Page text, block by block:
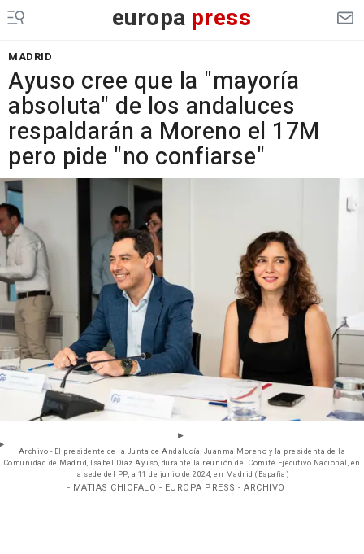
europa press
MADRID
Ayuso cree que la "mayoría
absoluta" de los andaluces
respaldarán a Moreno el 17M
pero pide "no confiarse"
Archivo - El presidente de la Junta de Andalucía, Juanma Moreno y la presidenta de la
Comunidad de Madrid, Isabel Díaz Ayuso, durante la reunión del Comité Ejecutivo Nacional, en
la sede del PP, a 11 de junio de 2024, en Madrid (España)
- MATIAS CHIOFALO - EUROPA PRESS - ARCHIVO